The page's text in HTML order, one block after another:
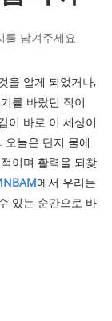
를 남겨주세요
을 알게 되었거나,
를 바랐던 적이
이 바로 이 세상이
오늘은 단지 물에
이며 활력을 되찾
에서 우리는
있는 순간으로 바